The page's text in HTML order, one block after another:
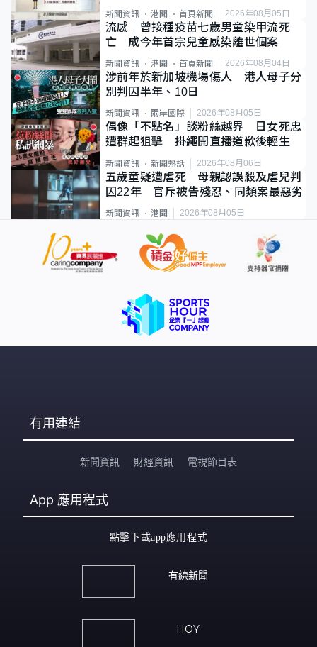
類案最惡劣
新聞資訊 港聞 首頁新聞 2026年08月05日
流感｜曾接種疫苗七歲男童染甲流死
亡 成今年首宗兒童感染離世個案
新聞資訊 港聞 首頁新聞 2026年08月04日
涉前年於新加坡機場傷人 港人母子分
別判囚半年、10日
新聞資訊 兩岸國際 2026年08月05日
偶像「不點名」談粉絲越界 日女死忠
遭群起狙擊 掛繩開直播道歉後輕生
新聞資訊 新聞熱話 2026年08月06日
五歲童疑遭虐死｜母親認誤殺及虐兒判
囚22年 官斥被告殘忍、同類案最惡劣
新聞資訊 港聞 2026年08月05日
有用連結
新聞資訊 財經資訊 電視節目表
App 應用程式
點擊下載app應用程式
有線新聞
HOY